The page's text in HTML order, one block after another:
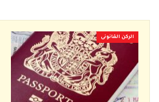
الركن القانونى